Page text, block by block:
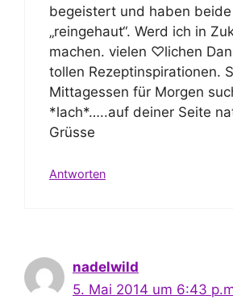
begeistert und haben
„reingehaut“. Werd ich in
machen. vielen ♡lichen
tollen Rezeptinspirationen.
Mittagessen für Morgen
*lach*…..auf deiner Seite
Grüsse
Antworten
nadelwild
5. Mai 2014 um 6:43